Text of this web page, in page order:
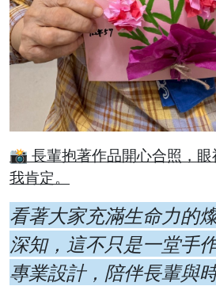
📸 長輩抱著作品開心合照，眼
我肯定。
看著大家充滿生命力的
深知，這不只是一堂手
專業設計，陪伴長輩與